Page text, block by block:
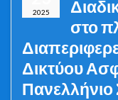
2025
στο
Δικτύου
Πανελλήνιο